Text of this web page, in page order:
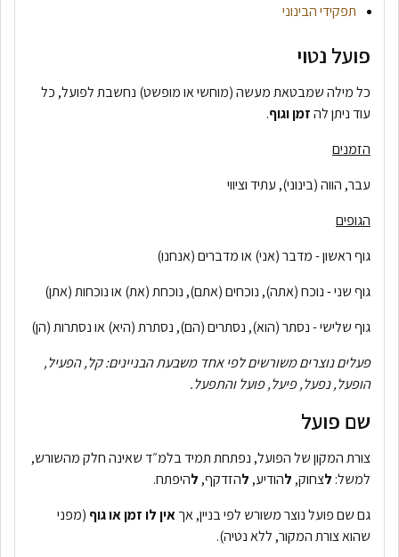
תפקידי הבינוני
פועל נטוי
כל מילה שמבטאת מעשה (מוחשי או מופשט) נחשבת לפועל, כל
עוד ניתן להזמן וגוף.
הזמנים
עבר, הווה (בינוני), עתיד וציווי
הגופים
גוף ראשון - מדבר (אני) או מדברים (אנחנו)
גוף שני - נוכח (אתה), נוכחים (אתם), נוכחת (את) או נוכחות (אתן)
גוף שלישי - נסתר (הוא), נסתרים (הם), נסתרת (היא) או נסתרות (הן)
פעלים נוצרים משורשים לפי אחד משבעת הבניינים: קל, הפעיל,
הופעל, נפעל, פיעל, פועל והתפעל.
שם פועל
צורת המקון של הפועל, נפתחת תמיד בלמ״ד שאינה חלק מהשורש,
למשל: לצחוק, להודיע, להזדקף, להיפתח.
גם שם פועל נוצר משורש לפי בניין, אךאין לו זמן או גוף (מפני
שהוא צורת המקור, ללא נטיה).